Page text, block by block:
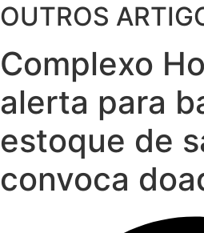
OUTROS
Complexo
alerta para
estoque de
convoca